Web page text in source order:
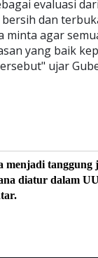
evaluasi
dan
minta agar
yang baik
ujar
menjadi tanggung
diatur dalam